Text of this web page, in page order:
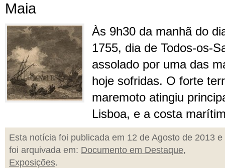
Maia
Às 9h30 da manhã do
1755, dia de Todos-os-
assolado por uma das
hoje sofridas. O forte
maremoto atingiu
Lisboa, e a costa
Esta notícia foi publicada em 12 de Agosto de 2013 e
foi arquivada em: Documento em Destaque,
Exposições.